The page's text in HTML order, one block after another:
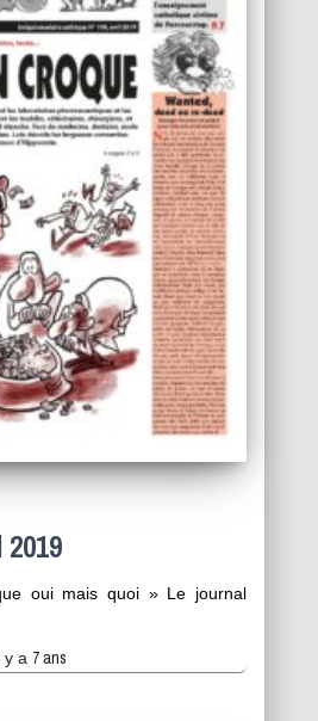
oui mais quoi » Le journal
y a 7 ans